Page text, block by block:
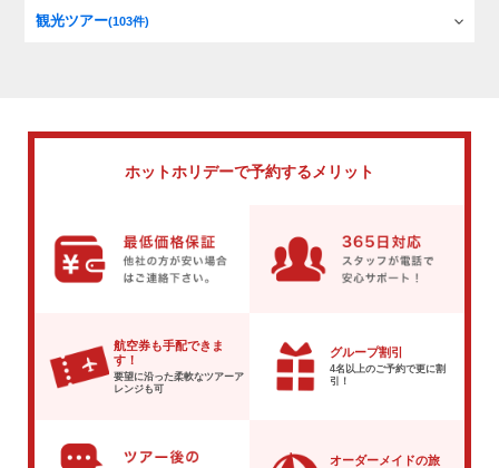
観光ツアー(103件)
ホットホリデーで予約するメリット
航空券も手配できま
す！
要望に沿った柔軟なツアーア
レンジも可
グループ割引
4名以上のご予約で更に割
引！
オーダーメイドの旅